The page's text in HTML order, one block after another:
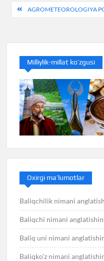
PostAGROMETEOROLOGIYA
Milliylik-millat ko’zgusi
Oxirgi ma’lumotlar
Baliqchilik nimani
Baliqchi nimani
Baliq uni nimani
Baliqko’z nimani